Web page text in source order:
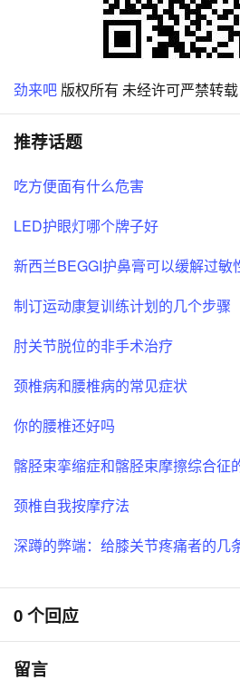
劲来吧 版权所有 未经许可严禁转载
推荐话题
吃方便面有什么危害
LED护眼灯哪个牌子好
新西兰BEGGI护鼻膏可以缓解过敏
制订运动康复训练计划的几个步骤
肘关节脱位的非手术治疗
颈椎病和腰椎病的常见症状
你的腰椎还好吗
髂胫束挛缩症和髂胫束摩擦综合征
颈椎自我按摩疗法
深蹲的弊端：给膝关节疼痛者的几
0 个回应
留言